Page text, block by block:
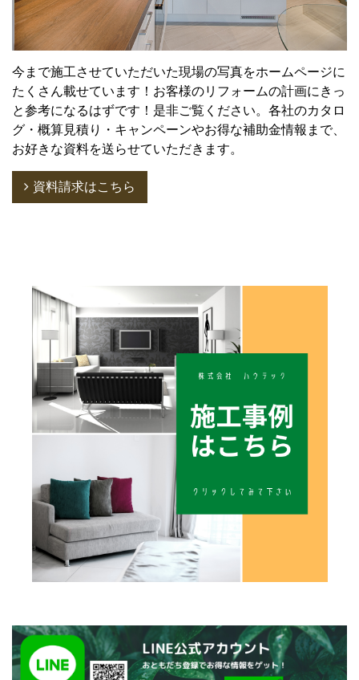
今まで施工させていただいた現場の写真をホームページに
たくさん載せています！お客様のリフォームの計画にきっ
と参考になるはずです！是非ご覧ください。各社のカタロ
グ・概算見積り・キャンペーンやお得な補助金情報まで、
お好きな資料を送らせていただきます。
資料請求はこちら